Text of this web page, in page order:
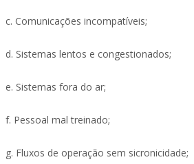
c. Comunicações incompatíveis;
d. Sistemas lentos e congestionados;
e. Sistemas fora do ar;
f. Pessoal mal treinado;
g. Fluxos de operação sem sicronicidade;